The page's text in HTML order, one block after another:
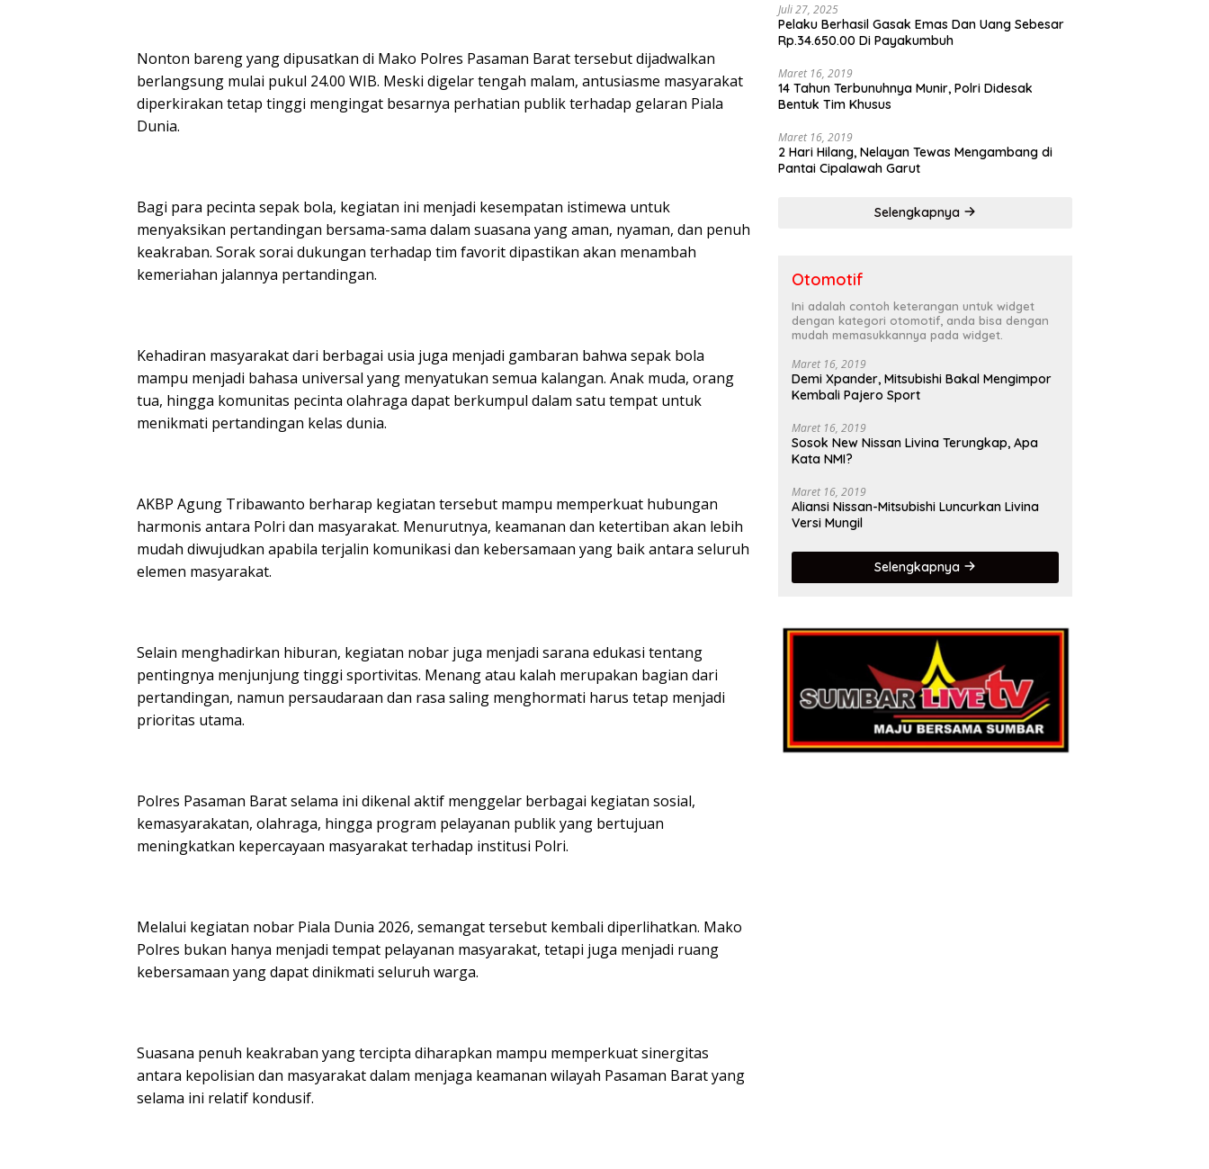
Nonton bareng yang dipusatkan di Mako Polres Pasaman Barat tersebut dijadwalkan
berlangsung mulai pukul 24.00 WIB. Meski digelar tengah malam, antusiasme masyarakat
diperkirakan tetap tinggi mengingat besarnya perhatian publik terhadap gelaran Piala
Dunia.
Bagi para pecinta sepak bola, kegiatan ini menjadi kesempatan istimewa untuk
menyaksikan pertandingan bersama-sama dalam suasana yang aman, nyaman, dan penuh
keakraban. Sorak sorai dukungan terhadap tim favorit dipastikan akan menambah
kemeriahan jalannya pertandingan.
Kehadiran masyarakat dari berbagai usia juga menjadi gambaran bahwa sepak bola
mampu menjadi bahasa universal yang menyatukan semua kalangan. Anak muda, orang
tua, hingga komunitas pecinta olahraga dapat berkumpul dalam satu tempat untuk
menikmati pertandingan kelas dunia.
AKBP Agung Tribawanto berharap kegiatan tersebut mampu memperkuat hubungan
harmonis antara Polri dan masyarakat. Menurutnya, keamanan dan ketertiban akan lebih
mudah diwujudkan apabila terjalin komunikasi dan kebersamaan yang baik antara seluruh
elemen masyarakat.
Selain menghadirkan hiburan, kegiatan nobar juga menjadi sarana edukasi tentang
pentingnya menjunjung tinggi sportivitas. Menang atau kalah merupakan bagian dari
pertandingan, namun persaudaraan dan rasa saling menghormati harus tetap menjadi
prioritas utama.
Polres Pasaman Barat selama ini dikenal aktif menggelar berbagai kegiatan sosial,
kemasyarakatan, olahraga, hingga program pelayanan publik yang bertujuan
meningkatkan kepercayaan masyarakat terhadap institusi Polri.
Melalui kegiatan nobar Piala Dunia 2026, semangat tersebut kembali diperlihatkan. Mako
Polres bukan hanya menjadi tempat pelayanan masyarakat, tetapi juga menjadi ruang
kebersamaan yang dapat dinikmati seluruh warga.
Suasana penuh keakraban yang tercipta diharapkan mampu memperkuat sinergitas
antara kepolisian dan masyarakat dalam menjaga keamanan wilayah Pasaman Barat yang
selama ini relatif kondusif.
Juli 27, 2025
Pelaku Berhasil Gasak Emas Dan Uang Sebesar
Rp.34.650.00 Di Payakumbuh
Maret 16, 2019
14 Tahun Terbunuhnya Munir, Polri Didesak
Bentuk Tim Khusus
Maret 16, 2019
2 Hari Hilang, Nelayan Tewas Mengambang di
Pantai Cipalawah Garut
Selengkapnya
Otomotif
Ini adalah contoh keterangan untuk widget
dengan kategori otomotif, anda bisa dengan
mudah memasukkannya pada widget.
Maret 16, 2019
Demi Xpander, Mitsubishi Bakal Mengimpor
Kembali Pajero Sport
Maret 16, 2019
Sosok New Nissan Livina Terungkap, Apa
Kata NMI?
Maret 16, 2019
Aliansi Nissan-Mitsubishi Luncurkan Livina
Versi Mungil
Selengkapnya